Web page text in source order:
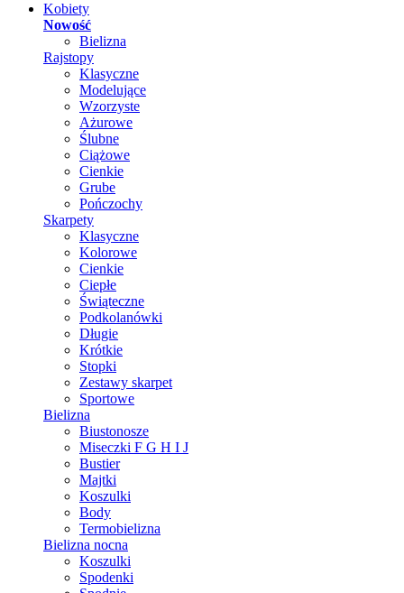
Kobiety
Nowość
Bielizna
Rajstopy
Klasyczne
Modelujące
Wzorzyste
Ażurowe
Ślubne
Ciążowe
Cienkie
Grube
Pończochy
Skarpety
Klasyczne
Kolorowe
Cienkie
Ciepłe
Świąteczne
Podkolanówki
Długie
Krótkie
Stopki
Zestawy skarpet
Sportowe
Bielizna
Biustonosze
Miseczki F G H I J
Bustier
Majtki
Koszulki
Body
Termobielizna
Bielizna nocna
Koszulki
Spodenki